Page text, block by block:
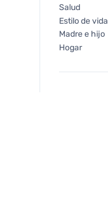
Salud
Estilo de vida
Madre e hijo
Hogar